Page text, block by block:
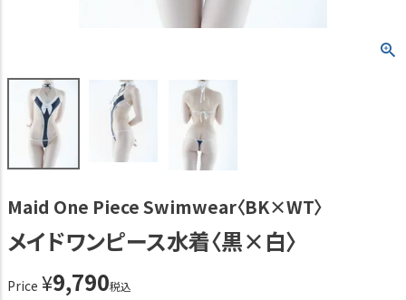
Maid One Piece Swimwear〈BK×WT〉
メイドワンピース水着〈黒×白〉
Price ¥9,790税込